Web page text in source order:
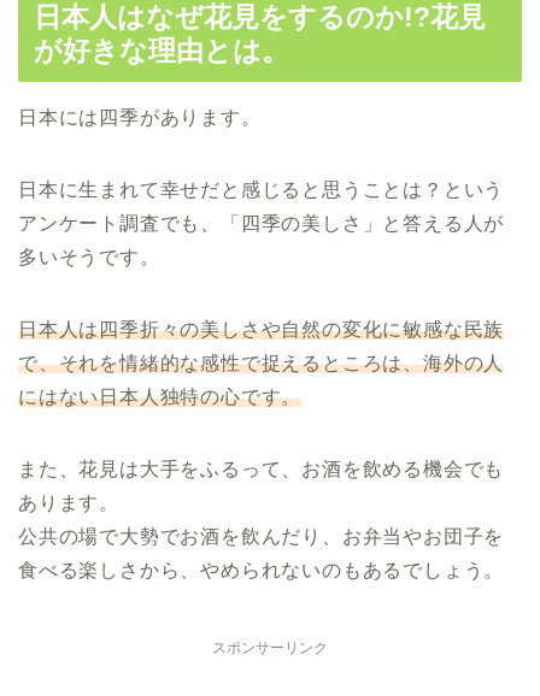
日本人はなぜ花見をするのか!?花見
が好きな理由とは。
日本には四季があります。
日本に生まれて幸せだと感じると思うことは？という
アンケート調査でも、「四季の美しさ」と答える人が
多いそうです。
日本人は四季折々の美しさや自然の変化に敏感な民族
で、それを情緒的な感性で捉えるところは、海外の人
にはない日本人独特の心です。
また、花見は大手をふるって、お酒を飲める機会でも
あります。
公共の場で大勢でお酒を飲んだり、お弁当やお団子を
食べる楽しさから、やめられないのもあるでしょう。
スポンサーリンク